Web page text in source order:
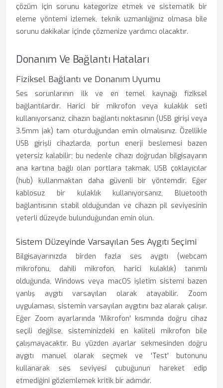
çözüm için sorunu kategorize etmek ve sistematik bir
eleme yöntemi izlemek, teknik uzmanlığınız olmasa bile
sorunu dakikalar içinde çözmenize yardımcı olacaktır.
Donanım Ve Bağlantı Hataları
Fiziksel Bağlantı ve Donanım Uyumu
Ses sorunlarının ilk ve en temel kaynağı fiziksel
bağlantılardır. Harici bir mikrofon veya kulaklık seti
kullanıyorsanız, cihazın bağlantı noktasının (USB girişi veya
3.5mm jak) tam oturduğundan emin olmalısınız. Özellikle
USB girişli cihazlarda, portun enerji beslemesi bazen
yetersiz kalabilir; bu nedenle cihazı doğrudan bilgisayarın
ana kartına bağlı olan portlara takmak, USB çoklayıcılar
(hub) kullanmaktan daha güvenli bir yöntemdir. Eğer
kablosuz bir kulaklık kullanıyorsanız, Bluetooth
bağlantısının stabil olduğundan ve cihazın pil seviyesinin
yeterli düzeyde bulunduğundan emin olun.
Sistem Düzeyinde Varsayılan Ses Aygıtı Seçimi
Bilgisayarınızda birden fazla ses aygıtı (webcam
mikrofonu, dahili mikrofon, harici kulaklık) tanımlı
olduğunda, Windows veya macOS işletim sistemi bazen
yanlış aygıtı varsayılan olarak atayabilir. Zoom
uygulaması, sistemin varsayılan aygıtını baz alarak çalışır.
Eğer Zoom ayarlarında 'Mikrofon' kısmında doğru cihaz
seçili değilse, sisteminizdeki en kaliteli mikrofon bile
çalışmayacaktır. Bu yüzden ayarlar sekmesinden doğru
aygıtı manuel olarak seçmek ve 'Test' butonunu
kullanarak ses seviyesi çubuğunun hareket edip
etmediğini gözlemlemek kritik bir adımdır.